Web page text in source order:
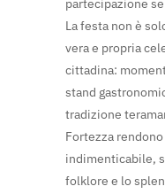
partecipazione
La festa non è
vera e propria
cittadina:
stand
tradizione
Fortezza
indimenticabile,
folklore e lo